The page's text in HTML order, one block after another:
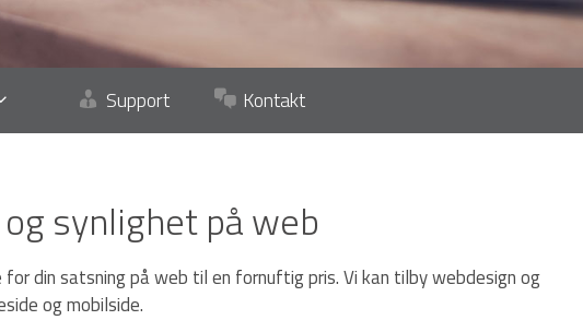
Support Kontakt
synlighet på web
din satsning på web til en fornuftig pris. Vi kan tilby webdesign og
og mobilside.